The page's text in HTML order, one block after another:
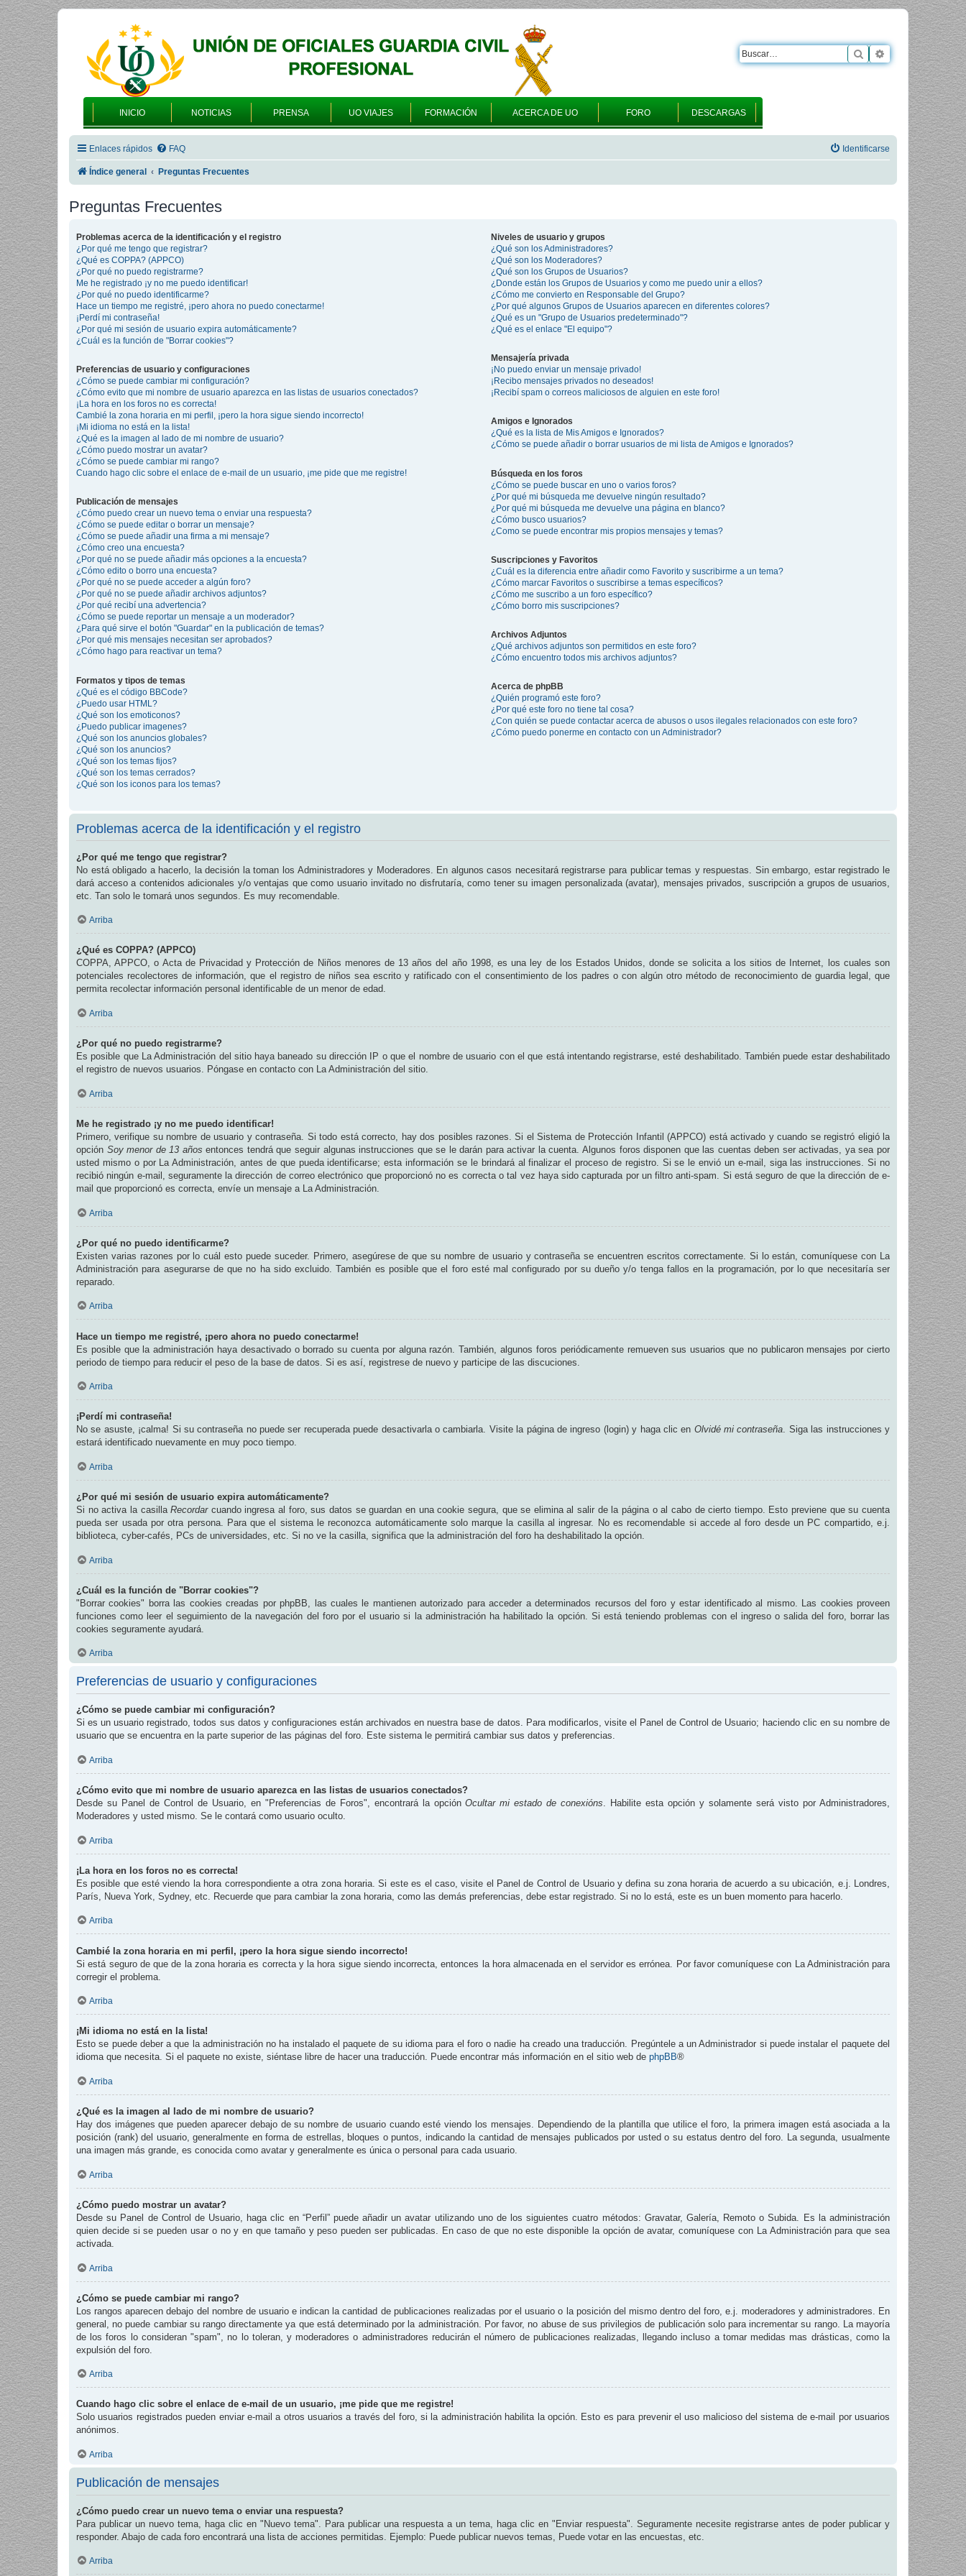
INICIO NOTICIAS PRENSA UO VIAJES FORMACIÓN ACERCA DE UO FORO DESCARGAS
Buscar Búsqueda
Enlaces rápidos FAQ Identificarse
Índice general Preguntas Frecuentes
Preguntas Frecuentes
Problemas acerca de la identificación y el registro
¿Por qué me tengo que registrar?
¿Qué es COPPA? (APPCO)
¿Por qué no puedo registrarme?
Me he registrado ¡y no me puedo identificar!
¿Por qué no puedo identificarme?
Hace un tiempo me registré, ¡pero ahora no puedo conectarme!
¡Perdí mi contraseña!
¿Por qué mi sesión de usuario expira automáticamente?
¿Cuál es la función de "Borrar cookies"?
Preferencias de usuario y configuraciones
¿Cómo se puede cambiar mi configuración?
¿Cómo evito que mi nombre de usuario aparezca en las listas de usuarios conectados?
¡La hora en los foros no es correcta!
Cambié la zona horaria en mi perfil, ¡pero la hora sigue siendo incorrecto!
¡Mi idioma no está en la lista!
¿Qué es la imagen al lado de mi nombre de usuario?
¿Cómo puedo mostrar un avatar?
¿Cómo se puede cambiar mi rango?
Cuando hago clic sobre el enlace de e-mail de un usuario, ¡me pide que me registre!
Publicación de mensajes
¿Cómo puedo crear un nuevo tema o enviar una respuesta?
¿Cómo se puede editar o borrar un mensaje?
¿Cómo se puede añadir una firma a mi mensaje?
¿Cómo creo una encuesta?
¿Por qué no se puede añadir más opciones a la encuesta?
¿Cómo edito o borro una encuesta?
¿Por qué no se puede acceder a algún foro?
¿Por qué no se puede añadir archivos adjuntos?
¿Por qué recibí una advertencia?
¿Cómo se puede reportar un mensaje a un moderador?
¿Para qué sirve el botón "Guardar" en la publicación de temas?
¿Por qué mis mensajes necesitan ser aprobados?
¿Cómo hago para reactivar un tema?
Formatos y tipos de temas
¿Qué es el código BBCode?
¿Puedo usar HTML?
¿Qué son los emoticonos?
¿Puedo publicar imagenes?
¿Qué son los anuncios globales?
¿Qué son los anuncios?
¿Qué son los temas fijos?
¿Qué son los temas cerrados?
¿Qué son los iconos para los temas?
Niveles de usuario y grupos
¿Qué son los Administradores?
¿Qué son los Moderadores?
¿Qué son los Grupos de Usuarios?
¿Donde están los Grupos de Usuarios y como me puedo unir a ellos?
¿Cómo me convierto en Responsable del Grupo?
¿Por qué algunos Grupos de Usuarios aparecen en diferentes colores?
¿Qué es un "Grupo de Usuarios predeterminado"?
¿Qué es el enlace "El equipo"?
Mensajería privada
¡No puedo enviar un mensaje privado!
¡Recibo mensajes privados no deseados!
¡Recibí spam o correos maliciosos de alguien en este foro!
Amigos e Ignorados
¿Qué es la lista de Mis Amigos e Ignorados?
¿Cómo se puede añadir o borrar usuarios de mi lista de Amigos e Ignorados?
Búsqueda en los foros
¿Cómo se puede buscar en uno o varios foros?
¿Por qué mi búsqueda me devuelve ningún resultado?
¿Por qué mi búsqueda me devuelve una página en blanco?
¿Cómo busco usuarios?
¿Como se puede encontrar mis propios mensajes y temas?
Suscripciones y Favoritos
¿Cuál es la diferencia entre añadir como Favorito y suscribirme a un tema?
¿Cómo marcar Favoritos o suscribirse a temas específicos?
¿Cómo me suscribo a un foro específico?
¿Cómo borro mis suscripciones?
Archivos Adjuntos
¿Qué archivos adjuntos son permitidos en este foro?
¿Cómo encuentro todos mis archivos adjuntos?
Acerca de phpBB
¿Quién programó este foro?
¿Por qué este foro no tiene tal cosa?
¿Con quién se puede contactar acerca de abusos o usos ilegales relacionados con este foro?
¿Cómo puedo ponerme en contacto con un Administrador?
Problemas acerca de la identificación y el registro
¿Por qué me tengo que registrar?
No está obligado a hacerlo, la decisión la toman los Administradores y Moderadores. En algunos casos necesitará registrarse para publicar temas y respuestas. Sin embargo, estar registrado le
dará acceso a contenidos adicionales y/o ventajas que como usuario invitado no disfrutaría, como tener su imagen personalizada (avatar), mensajes privados, suscripción a grupos de usuarios,
etc. Tan solo le tomará unos segundos. Es muy recomendable.
Arriba
¿Qué es COPPA? (APPCO)
COPPA, APPCO, o Acta de Privacidad y Protección de Niños menores de 13 años del año 1998, es una ley de los Estados Unidos, donde se solicita a los sitios de Internet, los cuales son
potenciales recolectores de información, que el registro de niños sea escrito y ratificado con el consentimiento de los padres o con algún otro método de reconocimiento de guardia legal, que
permita recolectar información personal identificable de un menor de edad.
Arriba
¿Por qué no puedo registrarme?
Es posible que La Administración del sitio haya baneado su dirección IP o que el nombre de usuario con el que está intentando registrarse, esté deshabilitado. También puede estar deshabilitado
el registro de nuevos usuarios. Póngase en contacto con La Administración del sitio.
Arriba
Me he registrado ¡y no me puedo identificar!
Primero, verifique su nombre de usuario y contraseña. Si todo está correcto, hay dos posibles razones. Si el Sistema de Protección Infantil (APPCO) está activado y cuando se registró eligió la
opción Soy menor de 13 años entonces tendrá que seguir algunas instrucciones que se le darán para activar la cuenta. Algunos foros disponen que las cuentas deben ser activadas, ya sea por
usted mismo o por La Administración, antes de que pueda identificarse; esta información se le brindará al finalizar el proceso de registro. Si se le envió un e-mail, siga las instrucciones. Si no
recibió ningún e-mail, seguramente la dirección de correo electrónico que proporcionó no es correcta o tal vez haya sido capturada por un filtro anti-spam. Si está seguro de que la dirección de e-
mail que proporcionó es correcta, envíe un mensaje a La Administración.
Arriba
¿Por qué no puedo identificarme?
Existen varias razones por lo cuál esto puede suceder. Primero, asegúrese de que su nombre de usuario y contraseña se encuentren escritos correctamente. Si lo están, comuníquese con La
Administración para asegurarse de que no ha sido excluido. También es posible que el foro esté mal configurado por su dueño y/o tenga fallos en la programación, por lo que necesitaría ser
reparado.
Arriba
Hace un tiempo me registré, ¡pero ahora no puedo conectarme!
Es posible que la administración haya desactivado o borrado su cuenta por alguna razón. También, algunos foros periódicamente remueven sus usuarios que no publicaron mensajes por cierto
periodo de tiempo para reducir el peso de la base de datos. Si es así, registrese de nuevo y participe de las discuciones.
Arriba
¡Perdí mi contraseña!
No se asuste, ¡calma! Si su contraseña no puede ser recuperada puede desactivarla o cambiarla. Visite la página de ingreso (login) y haga clic en Olvidé mi contraseña. Siga las instrucciones y
estará identificado nuevamente en muy poco tiempo.
Arriba
¿Por qué mi sesión de usuario expira automáticamente?
Si no activa la casillaRecordarcuando ingresa al foro, sus datos se guardan en una cookie segura, que se elimina al salir de la página o al cabo de cierto tiempo. Esto previene que su cuenta
pueda ser usada por otra persona. Para que el sistema le reconozca automáticamente solo marque la casilla al ingresar. No es recomendable si accede al foro desde un PC compartido, e.j.
biblioteca, cyber-cafés, PCs de universidades, etc. Si no ve la casilla, significa que la administración del foro ha deshabilitado la opción.
Arriba
¿Cuál es la función de "Borrar cookies"?
"Borrar cookies" borra las cookies creadas por phpBB, las cuales le mantienen autorizado para acceder a determinados recursos del foro y estar identificado al mismo. Las cookies proveen
funciones como leer el seguimiento de la navegación del foro por el usuario si la administración ha habilitado la opción. Si está teniendo problemas con el ingreso o salida del foro, borrar las
cookies seguramente ayudará.
Arriba
Preferencias de usuario y configuraciones
¿Cómo se puede cambiar mi configuración?
Si es un usuario registrado, todos sus datos y configuraciones están archivados en nuestra base de datos. Para modificarlos, visite el Panel de Control de Usuario; haciendo clic en su nombre de
usuario que se encuentra en la parte superior de las páginas del foro. Este sistema le permitirá cambiar sus datos y preferencias.
Arriba
¿Cómo evito que mi nombre de usuario aparezca en las listas de usuarios conectados?
Desde su Panel de Control de Usuario, en "Preferencias de Foros", encontrará la opciónOcultar mi estado de conexións. Habilite esta opción y solamente será visto por Administradores,
Moderadores y usted mismo. Se le contará como usuario oculto.
Arriba
¡La hora en los foros no es correcta!
Es posible que esté viendo la hora correspondiente a otra zona horaria. Si este es el caso, visite el Panel de Control de Usuario y defina su zona horaria de acuerdo a su ubicación, e.j. Londres,
París, Nueva York, Sydney, etc. Recuerde que para cambiar la zona horaria, como las demás preferencias, debe estar registrado. Si no lo está, este es un buen momento para hacerlo.
Arriba
Cambié la zona horaria en mi perfil, ¡pero la hora sigue siendo incorrecto!
Si está seguro de que de la zona horaria es correcta y la hora sigue siendo incorrecta, entonces la hora almacenada en el servidor es errónea. Por favor comuníquese con La Administración para
corregir el problema.
Arriba
¡Mi idioma no está en la lista!
Esto se puede deber a que la administración no ha instalado el paquete de su idioma para el foro o nadie ha creado una traducción. Pregúntele a un Administrador si puede instalar el paquete del
idioma que necesita. Si el paquete no existe, siéntase libre de hacer una traducción. Puede encontrar más información en el sitio web de phpBB®
Arriba
¿Qué es la imagen al lado de mi nombre de usuario?
Hay dos imágenes que pueden aparecer debajo de su nombre de usuario cuando esté viendo los mensajes. Dependiendo de la plantilla que utilice el foro, la primera imagen está asociada a la
posición (rank) del usuario, generalmente en forma de estrellas, bloques o puntos, indicando la cantidad de mensajes publicados por usted o su estatus dentro del foro. La segunda, usualmente
una imagen más grande, es conocida como avatar y generalmente es única o personal para cada usuario.
Arriba
¿Cómo puedo mostrar un avatar?
Desde su Panel de Control de Usuario, haga clic en “Perfil” puede añadir un avatar utilizando uno de los siguientes cuatro métodos: Gravatar, Galería, Remoto o Subida. Es la administración
quien decide si se pueden usar o no y en que tamaño y peso pueden ser publicadas. En caso de que no este disponible la opción de avatar, comuníquese con La Administración para que sea
activada.
Arriba
¿Cómo se puede cambiar mi rango?
Los rangos aparecen debajo del nombre de usuario e indican la cantidad de publicaciones realizadas por el usuario o la posición del mismo dentro del foro, e.j. moderadores y administradores. En
general, no puede cambiar su rango directamente ya que está determinado por la administración. Por favor, no abuse de sus privilegios de publicación solo para incrementar su rango. La mayoría
de los foros lo consideran "spam", no lo toleran, y moderadores o administradores reducirán el número de publicaciones realizadas, llegando incluso a tomar medidas mas drásticas, como la
expulsión del foro.
Arriba
Cuando hago clic sobre el enlace de e-mail de un usuario, ¡me pide que me registre!
Solo usuarios registrados pueden enviar e-mail a otros usuarios a través del foro, si la administración habilita la opción. Esto es para prevenir el uso malicioso del sistema de e-mail por usuarios
anónimos.
Arriba
Publicación de mensajes
¿Cómo puedo crear un nuevo tema o enviar una respuesta?
Para publicar un nuevo tema, haga clic en "Nuevo tema". Para publicar una respuesta a un tema, haga clic en "Enviar respuesta". Seguramente necesite registrarse antes de poder publicar y
responder. Abajo de cada foro encontrará una lista de acciones permitidas. Ejemplo: Puede publicar nuevos temas, Puede votar en las encuestas, etc.
Arriba